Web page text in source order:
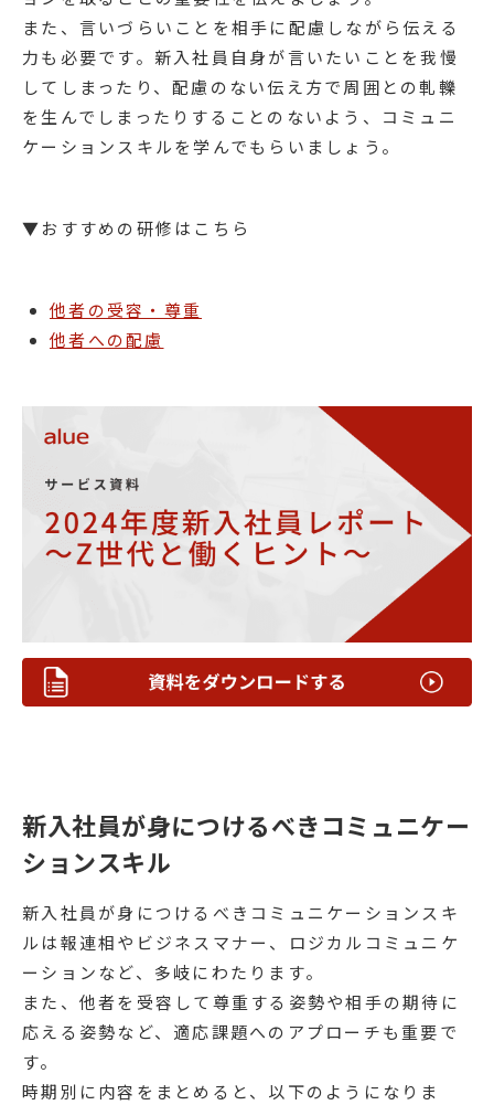
また、言いづらいことを相手に配慮しながら伝える
力も必要です。新入社員自身が言いたいことを我慢
してしまったり、配慮のない伝え方で周囲との軋轢
を生んでしまったりすることのないよう、コミュニ
ケーションスキルを学んでもらいましょう。
▼おすすめの研修はこちら
他者の受容・尊重
他者への配慮
新入社員が身につけるべきコミュニケー
ションスキル
新入社員が身につけるべきコミュニケーションスキ
ルは報連相やビジネスマナー、ロジカルコミュニケ
ーションなど、多岐にわたります。
また、他者を受容して尊重する姿勢や相手の期待に
応える姿勢など、適応課題へのアプローチも重要で
す。
時期別に内容をまとめると、以下のようになりま